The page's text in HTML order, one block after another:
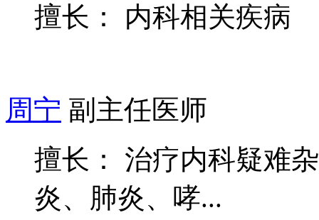
擅长： 内科相关疾病
周宁 副主任医师
擅长： 治疗内科疑难
炎、肺炎、哮...